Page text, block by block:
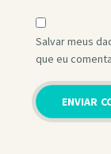
Salvar meus
que eu